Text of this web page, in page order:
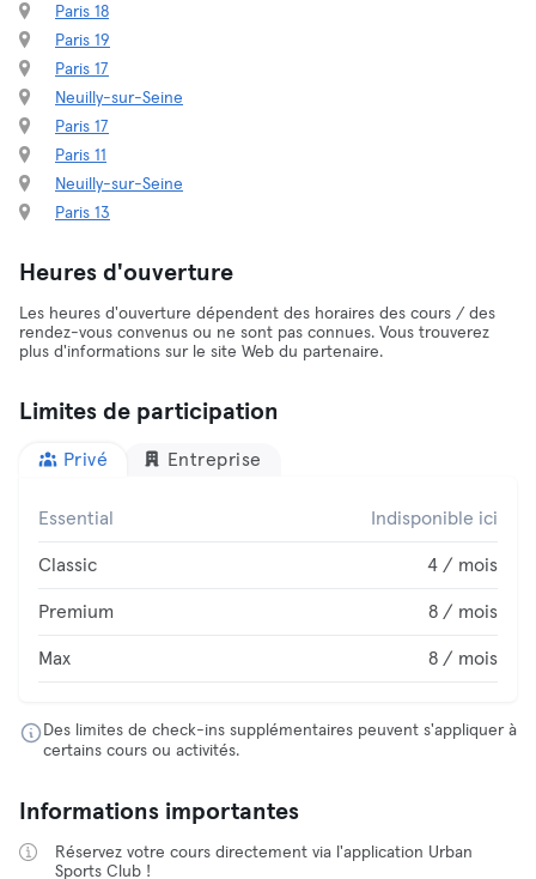
Paris 18
Paris 19
Paris 17
Neuilly-sur-Seine
Paris 17
Paris 11
Neuilly-sur-Seine
Paris 13
Heures d'ouverture
Les heures d'ouverture dépendent des horaires des cours / des
rendez-vous convenus ou ne sont pas connues. Vous trouverez
plus d'informations sur le site Web du partenaire.
Limites de participation
Privé Entreprise
Essential Indisponible ici
Classic 4 / mois
Premium 8 / mois
Max 8 / mois
Des limites de check-ins supplémentaires peuvent s'appliquer à
certains cours ou activités.
Informations importantes
Réservez votre cours directement via l'application Urban
Sports Club !